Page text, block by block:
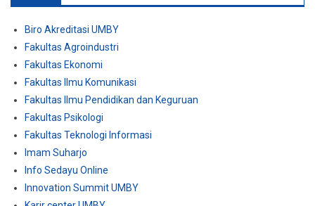
Biro Akreditasi UMBY
Fakultas Agroindustri
Fakultas Ekonomi
Fakultas Ilmu Komunikasi
Fakultas Ilmu Pendidikan dan Keguruan
Fakultas Psikologi
Fakultas Teknologi Informasi
Imam Suharjo
Info Sedayu Online
Innovation Summit UMBY